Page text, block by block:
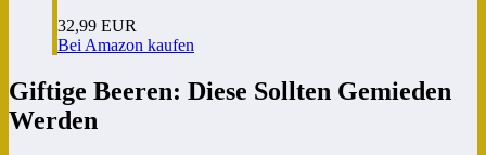
32,99 EUR
Bei Amazon kaufen
Giftige Beeren: Diese Sollten Gemieden
Werden